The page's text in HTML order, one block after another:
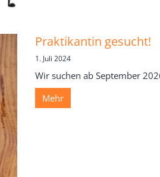
Praktikantin gesucht!
1. Juli 2024
Wir suchen ab September
Mehr